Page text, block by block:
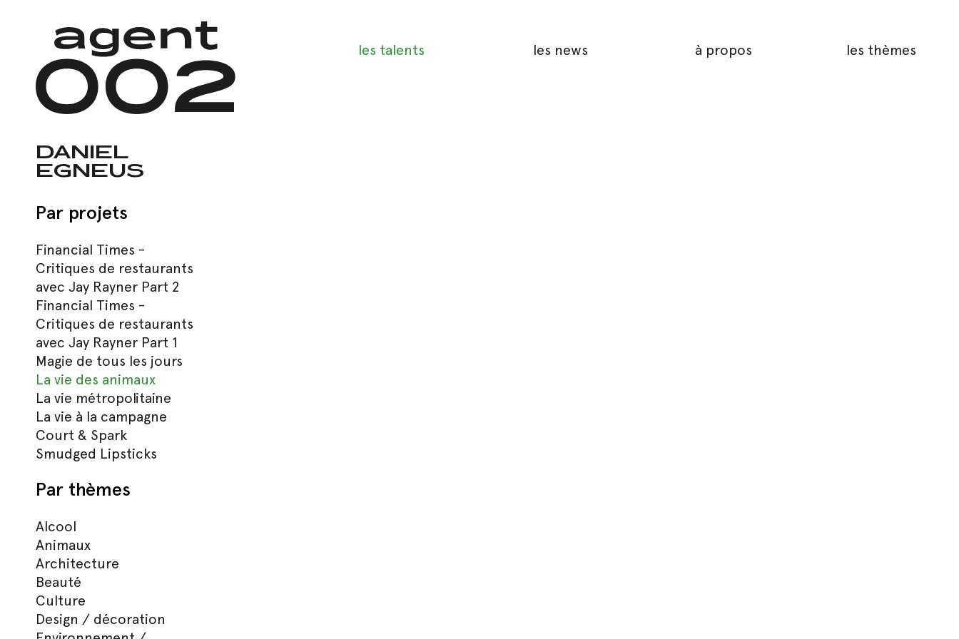
Hit enter to search or ESC to close
les talents les news à propos les thèmes
DANIEL
EGNEUS
Par projets
Financial Times -
Critiques de restaurants
avec Jay Rayner Part 2
Financial Times -
Critiques de restaurants
avec Jay Rayner Part 1
Magie de tous les jours
La vie des animaux
La vie métropolitaine
La vie à la campagne
Court & Spark
Smudged Lipsticks
Par thèmes
Alcool
Animaux
Architecture
Beauté
Culture
Design / décoration